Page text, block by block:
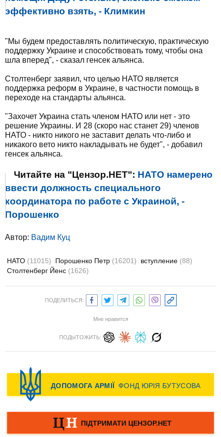
эффективно взять, - Климкин
"Мы будем предоставлять политическую, практическую
поддержку Украине и способствовать тому, чтобы она
шла вперед", - сказал генсек альянса.
Столтенберг заявил, что целью НАТО является
поддержка реформ в Украине, в частности помощь в
переходе на стандарты альянса.
"Захочет Украина стать членом НАТО или нет - это
решение Украины. И 28 (скоро нас станет 29) членов
НАТО - никто никого не заставит делать что-либо и
никакого вето никто накладывать не будет", - добавил
генсек альянса.
Читайте на "Цензор.НЕТ": НАТО намерено
ввести должность специального
координатора по работе с Украиной, -
Порошенко
Автор: Вадим Куц
НАТО (11015) Порошенко Петр (16201) вступление (88)
Столтенберг Йенс (1626)
ПОДЕЛИТЬСЯ:
Мне нравится
ПОДЫТОЖИТЬ: